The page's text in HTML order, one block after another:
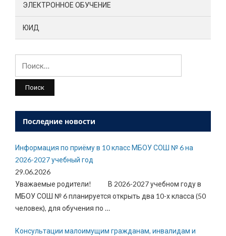
ЭЛЕКТРОННОЕ ОБУЧЕНИЕ
ЮИД
Последние новости
Информация по приёму в 10 класс МБОУ СОШ № 6 на
2026-2027 учебный год
29.06.2026
Уважаемые родители! В 2026-2027 учебном году в
МБОУ СОШ № 6 планируется открыть два 10-х класса (50
человек), для обучения по …
Консультации малоимущим гражданам, инвалидам и